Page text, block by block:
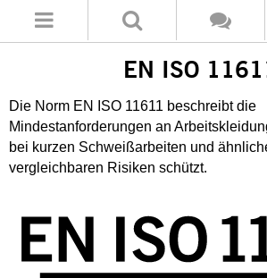
EN ISO
Die Norm EN ISO 11611 beschreibt die
Mindestanforderungen an
bei kurzen Schweißarbeiten und
vergleichbaren Risiken schützt.